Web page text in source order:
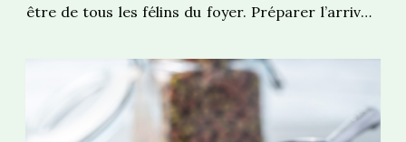
être de tous les félins du foyer. Préparer l’arrivée
félin, la préparation espace chat mérite une
attention particulière pour garantir sa...